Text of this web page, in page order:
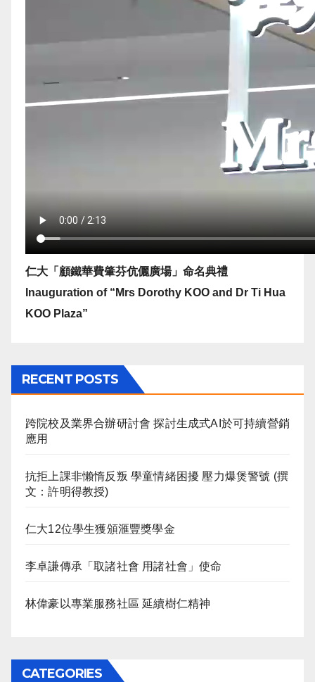
仁大「顧鐵華費肇芬伉儷廣場」命名典禮
Inauguration of “Mrs Dorothy KOO and Dr Ti Hua
KOO Plaza”
RECENT POSTS
跨院校及業界合辦研討會 探討生成式AI於可持續營銷
應用
抗拒上課非懶惰反叛 學童情緒困擾 壓力爆煲警號 (撰
文：許明得教授)
仁大12位學生獲頒滙豐獎學金
李卓謙傳承「取諸社會 用諸社會」使命
林偉豪以專業服務社區 延續樹仁精神
CATEGORIES